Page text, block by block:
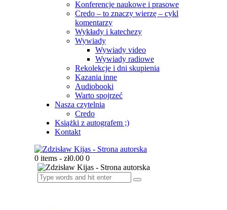
Konferencje naukowe i prasowe
Credo – to znaczy wierzę – cykl
komentarzy
Wykłady i katechezy
Wywiady
Wywiady video
Wywiady radiowe
Rekolekcje i dni skupienia
Kazania inne
Audiobooki
Warto spojrzeć
Nasza czytelnia
Credo
Książki z autografem ;)
Kontakt
0 items - zł0.00 0